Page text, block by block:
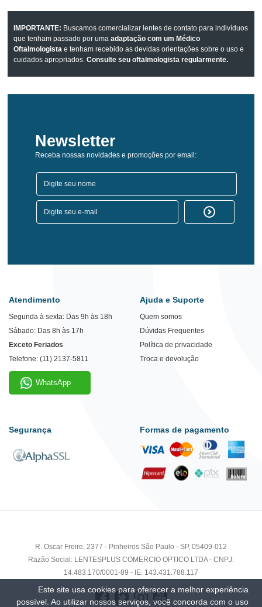
IMPORTANTE: Buscamos comercializar lentes de contato para indivíduos
que tenham passado por umaadaptação com um Médico
Oftalmologista e tenham recebido as devidas orientações sobre o uso e
cuidados apropriados.Consulte seu oftalmologista regularmente.
Newsletter
Receba nossas novidades e promoções por email:
Atendimento
Segunda à sexta: Das 9h às 18h
Sábado: Das 8h às 17h
Exceto Feriados
Telefone: (11) 2137-5811
WhatsApp
Ajuda e Suporte
Quem somos
Dúvidas Frequentes
Política de privacidade
Troca e devolução
Segurança Formas de pagamento
R. Oscar Freire, 2377 - Pinheiros São Paulo - SP, 05409-012
Razão Social: LENTESPLUS COMERCIO OPTICO LTDA - CNPJ:
14.483.170/0001-89 - IE: 143.431.788.117
Este site usa cookies para oferecer a melhor experiência
possível. Ao utilizar nossos serviços, você concorda com o uso